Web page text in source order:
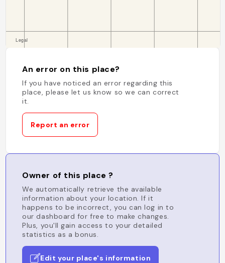
An error on this place?
If you have noticed an error regarding this
place, please let us know so we can correct
it.
Report an error
Owner of this place ?
We automatically retrieve the available
information about your location. If it
happens to be incorrect, you can log in to
our dashboard for free to make changes.
Plus, you'll gain access to your detailed
statistics as a bonus.
Edit your place's information